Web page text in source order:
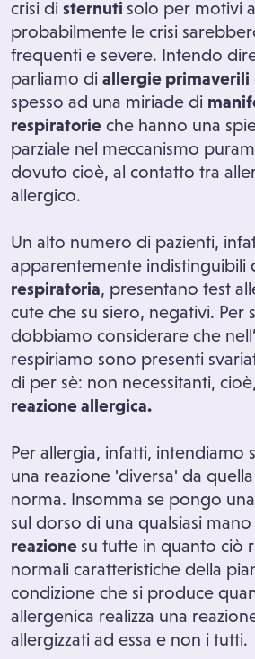
crisi di sternuti solo per motivi
probabilmente le crisi
frequenti e severe. Intendo
parliamo di allergie primaverili
spesso ad una miriade di
respiratorie che hanno una
parziale nel meccanismo
dovuto cioè, al contatto tra
allergico.
Un alto numero di pazienti,
apparentemente indistinguibili
respiratoria, presentano test
cute che su siero, negativi. Per
dobbiamo considerare che
respiriamo sono presenti
di per sè: non necessitanti,
reazione allergica.
Per allergia, infatti, intendiamo
una reazione 'diversa' da
norma. Insomma se pongo
sul dorso di una qualsiasi
reazione su tutte in quanto ciò
normali caratteristiche della
condizione che si produce
allergenica realizza una
allergizzati ad essa e non i tutti.